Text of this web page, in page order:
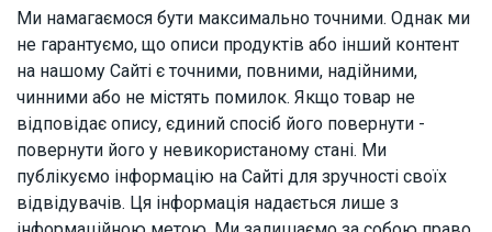
Ми намагаємося бути максимально точними. Однак ми
не гарантуємо, що описи продуктів або інший контент
на нашому Сайті є точними, повними, надійними,
чинними або не містять помилок. Якщо товар не
відповідає опису, єдиний спосіб його повернути -
повернути його у невикористаному стані. Ми
публікуємо інформацію на Сайті для зручності своїх
відвідувачів. Ця інформація надається лише з